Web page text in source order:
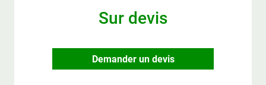
Sur devis
Demander un devis